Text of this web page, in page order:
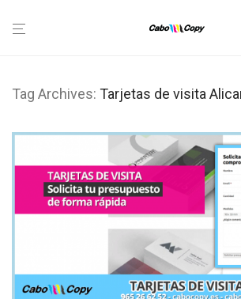
Tag Archives: Tarjetas de visita